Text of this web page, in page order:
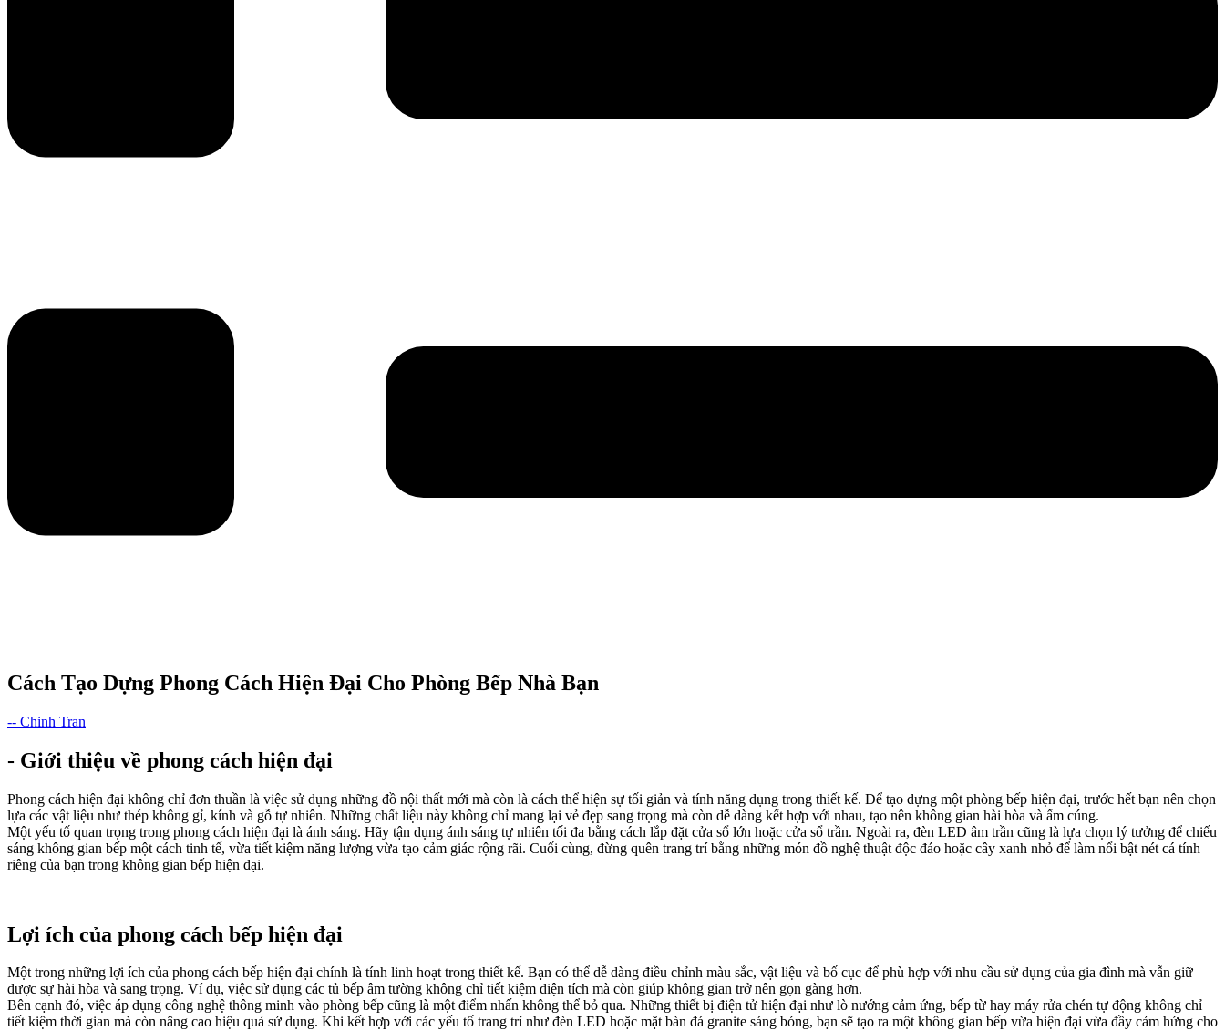
Cách Tạo Dựng Phong Cách Hiện Đại Cho Phòng Bếp Nhà Bạn
-- Chinh Tran
- Giới thiệu về phong cách hiện đại
Phong cách hiện đại không chỉ đơn thuần là việc sử dụng những đồ nội thất mới mà còn là cách thể hiện sự tối giản và tính năng dụng trong thiết kế. Để tạo dựng một phòng bếp hiện đại, trước hết bạn nên chọn
lựa các vật liệu như thép không gỉ, kính và gỗ tự nhiên. Những chất liệu này không chỉ mang lại vẻ đẹp sang trọng mà còn dễ dàng kết hợp với nhau, tạo nên không gian hài hòa và ấm cúng.
Một yếu tố quan trọng trong phong cách hiện đại là ánh sáng. Hãy tận dụng ánh sáng tự nhiên tối đa bằng cách lắp đặt cửa sổ lớn hoặc cửa sổ trần. Ngoài ra, đèn LED âm trần cũng là lựa chọn lý tưởng để chiếu
sáng không gian bếp một cách tinh tế, vừa tiết kiệm năng lượng vừa tạo cảm giác rộng rãi. Cuối cùng, đừng quên trang trí bằng những món đồ nghệ thuật độc đáo hoặc cây xanh nhỏ để làm nổi bật nét cá tính
riêng của bạn trong không gian bếp hiện đại.
Lợi ích của phong cách bếp hiện đại
Một trong những lợi ích của phong cách bếp hiện đại chính là tính linh hoạt trong thiết kế. Bạn có thể dễ dàng điều chỉnh màu sắc, vật liệu và bố cục để phù hợp với nhu cầu sử dụng của gia đình mà vẫn giữ
được sự hài hòa và sang trọng. Ví dụ, việc sử dụng các tủ bếp âm tường không chỉ tiết kiệm diện tích mà còn giúp không gian trở nên gọn gàng hơn.
Bên cạnh đó, việc áp dụng công nghệ thông minh vào phòng bếp cũng là một điểm nhấn không thể bỏ qua. Những thiết bị điện tử hiện đại như lò nướng cảm ứng, bếp từ hay máy rửa chén tự động không chỉ
tiết kiệm thời gian mà còn nâng cao hiệu quả sử dụng. Khi kết hợp với các yếu tố trang trí như đèn LED hoặc mặt bàn đá granite sáng bóng, bạn sẽ tạo ra một không gian bếp vừa hiện đại vừa đầy cảm hứng cho